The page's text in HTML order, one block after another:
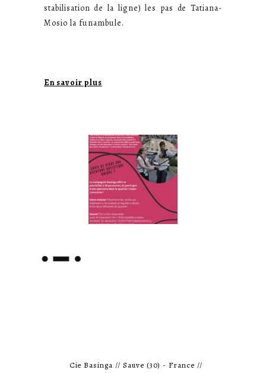
stabilisation de la ligne) les pas de Tatiana-
Mosio la funambule.
En savoir plus
Cie Basinga // Sauve (30) - France //